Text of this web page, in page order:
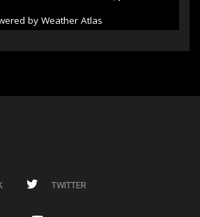
by Weather Atlas
TWITTER